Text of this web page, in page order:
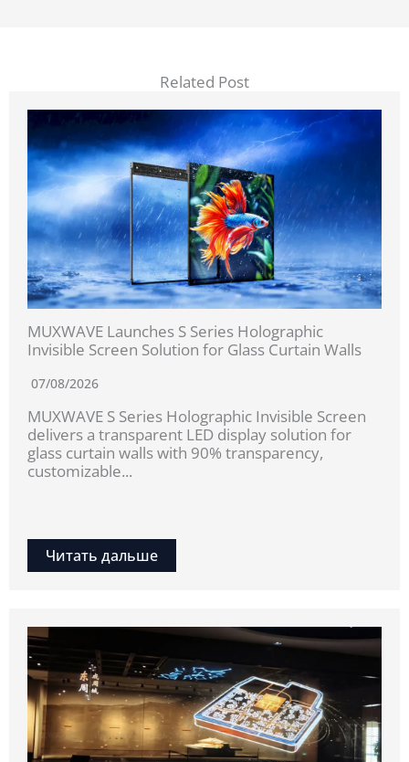
Related Post
MUXWAVE Launches S Series Holographic
Invisible Screen Solution for Glass Curtain Walls
07/08/2026
MUXWAVE S Series Holographic Invisible Screen
delivers a transparent LED display solution for
glass curtain walls with 90% transparency,
customizable...
Читать дальше